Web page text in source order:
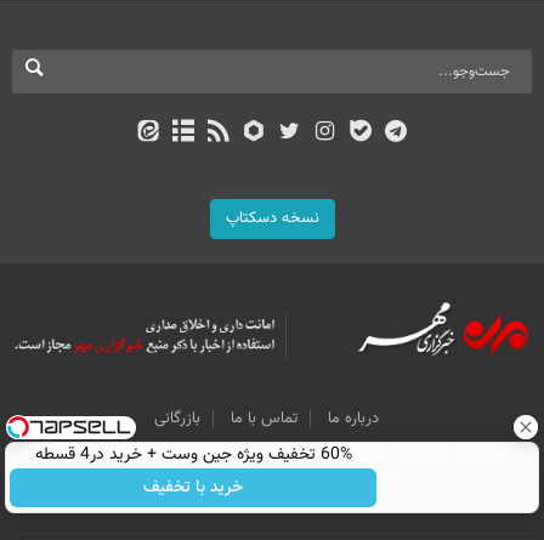
نسخه دسکتاپ
درباره ما تماس با ما
بازرگانی
All Content by Mehr News Agency is licensed under a Creative Commons
Attribution 4.0 International License.
60% تخفیف ویژه جین وست + خرید در4 قسطه
خرید با تخفیف